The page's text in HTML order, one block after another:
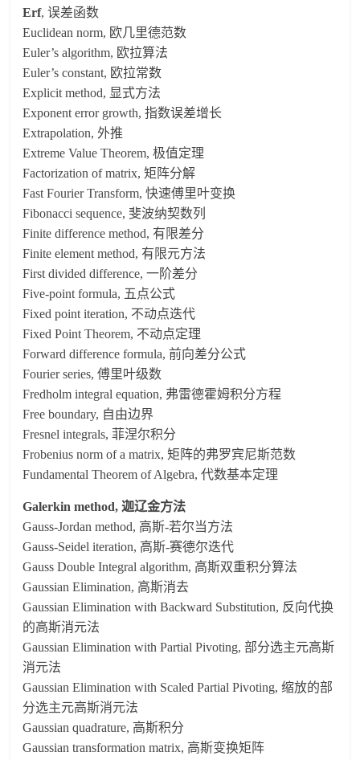
Erf, 误差函数
Euclidean norm, 欧几里德范数
Euler’s algorithm, 欧拉算法
Euler’s constant, 欧拉常数
Explicit method, 显式方法
Exponent error growth, 指数误差增长
Extrapolation, 外推
Extreme Value Theorem, 极值定理
Factorization of matrix, 矩阵分解
Fast Fourier Transform, 快速傅里叶变换
Fibonacci sequence, 斐波纳契数列
Finite difference method, 有限差分
Finite element method, 有限元方法
First divided difference, 一阶差分
Five-point formula, 五点公式
Fixed point iteration, 不动点迭代
Fixed Point Theorem, 不动点定理
Forward difference formula, 前向差分公式
Fourier series, 傅里叶级数
Fredholm integral equation, 弗雷德霍姆积分方程
Free boundary, 自由边界
Fresnel integrals, 菲涅尔积分
Frobenius norm of a matrix, 矩阵的弗罗宾尼斯范数
Fundamental Theorem of Algebra, 代数基本定理
Galerkin method, 迦辽金方法
Gauss-Jordan method, 高斯-若尔当方法
Gauss-Seidel iteration, 高斯-赛德尔迭代
Gauss Double Integral algorithm, 高斯双重积分算法
Gaussian Elimination, 高斯消去
Gaussian Elimination with Backward Substitution, 反向代换
的高斯消元法
Gaussian Elimination with Partial Pivoting, 部分选主元高斯
消元法
Gaussian Elimination with Scaled Partial Pivoting, 缩放的部
分选主元高斯消元法
Gaussian quadrature, 高斯积分
Gaussian transformation matrix, 高斯变换矩阵